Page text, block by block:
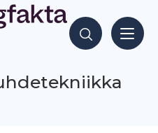
Hae sisältöjä